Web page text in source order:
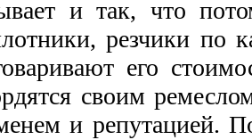
и так, что
резчики по
его
своим
и репутацией.